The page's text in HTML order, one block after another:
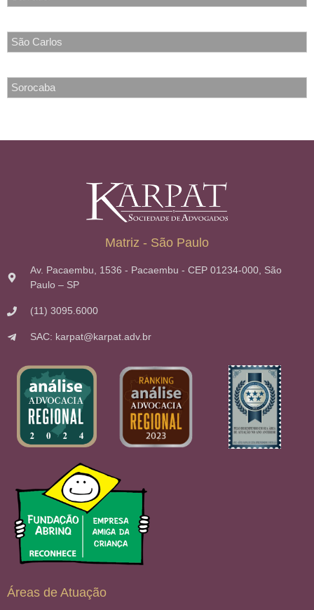
São Carlos
Sorocaba
Matriz - São Paulo
Av. Pacaembu, 1536 - Pacaembu - CEP 01234-000, São
Paulo – SP
(11) 3095.6000
SAC: karpat@karpat.adv.br
Áreas de Atuação